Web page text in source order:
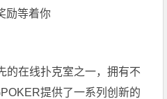
励等着你
的在线扑克室之一，拥有不
提供了一系列创新的